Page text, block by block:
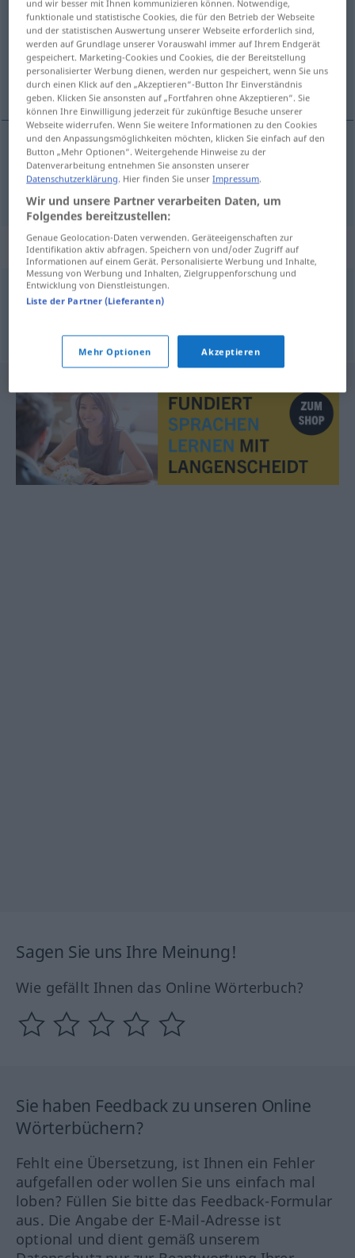
Übersicht aller Übersetzungen
(Für mehr Details die Übersetzung anklicken/antippen)
Musik
Musikf muziek
Beispielsätze für "muziek"
gewijde muziek
Sagen Sie uns Ihre Meinung!
Wie gefällt Ihnen das Online Wörterbuch?
Sie haben Feedback zu unseren Online
Wörterbüchern?
Fehlt eine Übersetzung, ist Ihnen ein Fehler
aufgefallen oder wollen Sie uns einfach mal
loben? Füllen Sie bitte das Feedback-Formular
aus. Die Angabe der E-Mail-Adresse ist
optional und dient gemäß unserem
und wir besser mit Ihnen kommunizieren können. Notwendige,
funktionale und statistische Cookies, die für den Betrieb der Webseite
und der statistischen Auswertung unserer Webseite erforderlich sind,
werden auf Grundlage unserer Vorauswahl immer auf Ihrem Endgerät
gespeichert. Marketing-Cookies und Cookies, die der Bereitstellung
personalisierter Werbung dienen, werden nur gespeichert, wenn Sie uns
durch einen Klick auf den „Akzeptieren“-Button Ihr Einverständnis
geben. Klicken Sie ansonsten auf „Fortfahren ohne Akzeptieren“. Sie
können Ihre Einwilligung jederzeit für zukünftige Besuche unserer
Webseite widerrufen. Wenn Sie weitere Informationen zu den Cookies
und den Anpassungsmöglichkeiten möchten, klicken Sie einfach auf den
Button „Mehr Optionen“. Weitergehende Hinweise zu der
Datenverarbeitung entnehmen Sie ansonsten unserer
Datenschutzerklärung. Hier finden Sie unserImpressum.
Wir und unsere Partner verarbeiten Daten, um
Folgendes bereitzustellen:
Genaue Geolocation-Daten verwenden. Geräteeigenschaften zur
Identifikation aktiv abfragen. Speichern von und/oder Zugriff auf
Informationen auf einem Gerät. Personalisierte Werbung und Inhalte,
Messung von Werbung und Inhalten, Zielgruppenforschung und
Entwicklung von Dienstleistungen.
Liste der Partner (Lieferanten)
Mehr Optionen Akzeptieren